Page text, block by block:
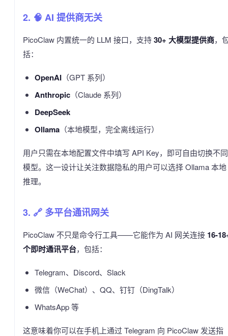
2. 🧠 AI 提供商无关
PicoClaw 内置统一的 LLM 接口，支持30+ 大模型提供商，
括：
OpenAI（GPT 系列）
Anthropic（Claude 系列）
DeepSeek
Ollama（本地模型，完全离线运行）
用户只需在本地配置文件中填写 API Key，即可自由切换不同
模型。这一设计让关注数据隐私的用户可以选择 Ollama 本地
推理。
3. 🔗 多平台通讯网关
PicoClaw 不只是命令行工具——它能作为 AI 网关连接 16-
个即时通讯平台，包括：
Telegram、Discord、Slack
微信（WeChat）、QQ、钉钉（DingTalk）
WhatsApp 等
这意味着你可以在手机上通过 Telegram 向 PicoClaw 发送指